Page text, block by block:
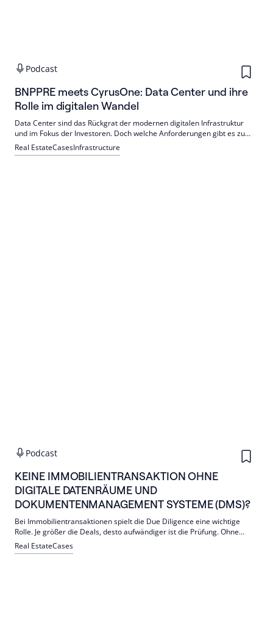
Podcast
BNPPRE meets CyrusOne: Data Center und ihre
Rolle im digitalen Wandel
Data Center sind das Rückgrat der modernen digitalen Infrastruktur
und im Fokus der Investoren. Doch welche Anforderungen gibt es zu
beachten, und welche Chancen bietet ihre Entwicklung?
Real EstateCasesInfrastructure
Podcast
KEINE IMMOBILIENTRANSAKTION OHNE
DIGITALE DATENRÄUME UND
DOKUMENTENMANAGEMENT SYSTEME (DMS)?
Bei Immobilientransaktionen spielt die Due Diligence eine wichtige
Rolle. Je größer die Deals, desto aufwändiger ist die Prüfung. Ohne
virtuelle Datenräume ist das fast gar nicht mehr machbar. Doch nicht
nur bei Transaktionen sind diese hilfreich, verraten Director Data
Real EstateCases